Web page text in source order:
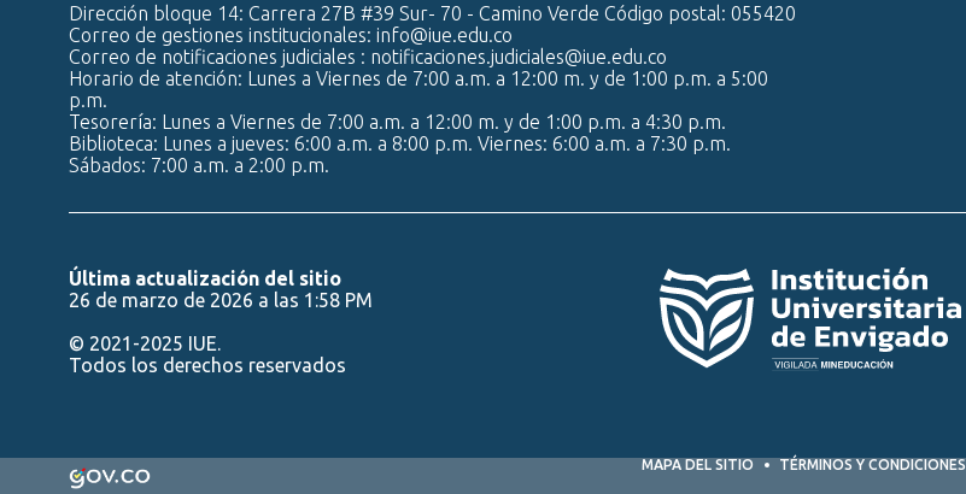
Dirección bloque 14: Carrera 27B #39 Sur- 70 - Camino Verde Código postal: 055420
Correo de gestiones institucionales: info@iue.edu.co
Correo de notificaciones judiciales : notificaciones.judiciales@iue.edu.co
Horario de atención: Lunes a Viernes de 7:00 a.m. a 12:00 m. y de 1:00 p.m. a 5:00
p.m.
Tesorería: Lunes a Viernes de 7:00 a.m. a 12:00 m. y de 1:00 p.m. a 4:30 p.m.
Biblioteca: Lunes a jueves: 6:00 a.m. a 8:00 p.m. Viernes: 6:00 a.m. a 7:30 p.m.
Sábados: 7:00 a.m. a 2:00 p.m.
Última actualización del sitio
26 de marzo de 2026 a las 1:58 PM
© 2021-2025 IUE.
Todos los derechos reservados
MAPA DEL SITIO TÉRMINOS Y CONDICIONES